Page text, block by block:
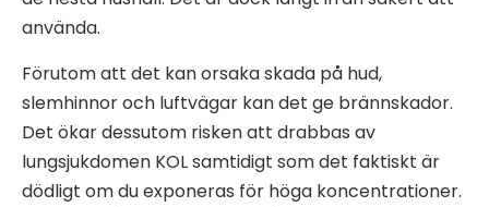
använda.
Förutom att det kan orsaka skada på hud,
slemhinnor och luftvägar kan det ge brännskador.
Det ökar dessutom risken att drabbas av
lungsjukdomen KOL samtidigt som det faktiskt är
dödligt om du exponeras för höga koncentrationer.